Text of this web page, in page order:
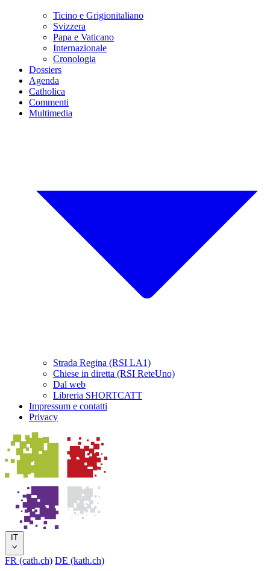
Ticino e Grigionitaliano
Svizzera
Papa e Vaticano
Internazionale
Cronologia
Dossiers
Agenda
Catholica
Commenti
Multimedia
Strada Regina (RSI LA1)
Chiese in diretta (RSI ReteUno)
Dal web
Libreria SHORTCATT
Impressum e contatti
Privacy
IT
FR (cath.ch) DE (kath.ch)